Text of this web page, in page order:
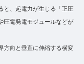
と、起電力が生じる「正圧
圧電発電モジュールなどが
方向と垂直に伸縮する横変